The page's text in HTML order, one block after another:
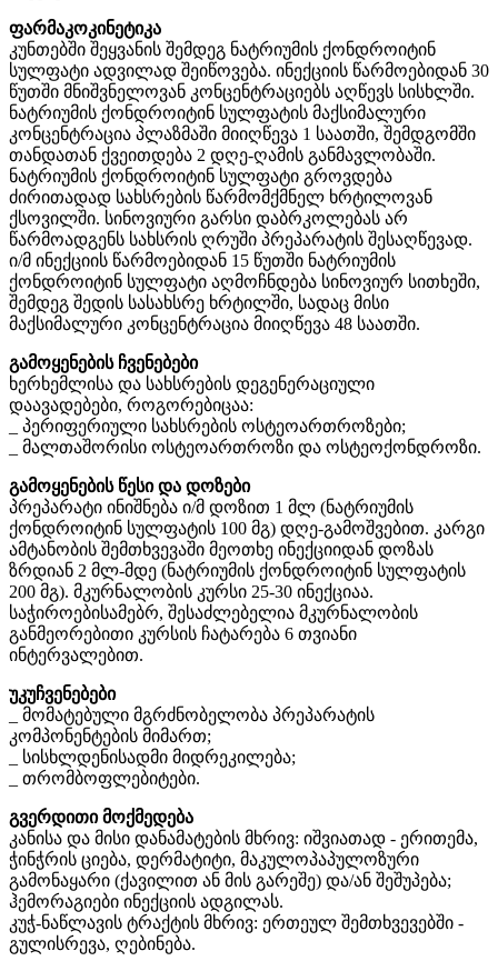
ფარმაკოკინეტიკა
კუნთებში შეყვანის შემდეგ ნატრიუმის ქონდროიტინ
სულფატი ადვილად შეიწოვება. ინექციის წარმოებიდან 30
წუთში მნიშვნელოვან კონცენტრაციებს აღწევს სისხლში.
ნატრიუმის ქონდროიტინ სულფატის მაქსიმალური
კონცენტრაცია პლაზმაში მიიღწევა 1 საათში, შემდგომში
თანდათან ქვეითდება 2 დღე-ღამის განმავლობაში.
ნატრიუმის ქონდროიტინ სულფატი გროვდება
ძირითადად სახსრების წარმომქმნელ ხრტილოვან
ქსოვილში. სინოვიური გარსი დაბრკოლებას არ
წარმოადგენს სახსრის ღრუში პრეპარატის შესაღწევად.
ი/მ ინექციის წარმოებიდან 15 წუთში ნატრიუმის
ქონდროიტინ სულფატი აღმოჩნდება სინოვიურ სითხეში,
შემდეგ შედის სასახსრე ხრტილში, სადაც მისი
მაქსიმალური კონცენტრაცია მიიღწევა 48 საათში.
გამოყენების ჩვენებები
ხერხემლისა და სახსრების დეგენერაციული
დაავადებები, როგორებიცაა:
_ პერიფერიული სახსრების ოსტეოართროზები;
_ მალთაშორისი ოსტეოართროზი და ოსტეოქონდროზი.
გამოყენების წესი და დოზები
პრეპარატი ინიშნება ი/მ დოზით 1 მლ (ნატრიუმის
ქონდროიტინ სულფატის 100 მგ) დღე-გამოშვებით. კარგი
ამტანობის შემთხვევაში მეოთხე ინექციიდან დოზას
ზრდიან 2 მლ-მდე (ნატრიუმის ქონდროიტინ სულფატის
200 მგ). მკურნალობის კურსი 25-30 ინექციაა.
საჭიროებისამებრ, შესაძლებელია მკურნალობის
განმეორებითი კურსის ჩატარება 6 თვიანი
ინტერვალებით.
უკუჩვენებები
_ მომატებული მგრძნობელობა პრეპარატის
კომპონენტების მიმართ;
_ სისხლდენისადმი მიდრეკილება;
_ თრომბოფლებიტები.
გვერდითი მოქმედება
კანისა და მისი დანამატების მხრივ: იშვიათად - ერითემა,
ჭინჭრის ციება, დერმატიტი, მაკულოპაპულოზური
გამონაყარი (ქავილით ან მის გარეშე) და/ან შეშუპება;
ჰემორაგიები ინექციის ადგილას.
კუჭ-ნაწლავის ტრაქტის მხრივ: ერთეულ შემთხვევებში -
გულისრევა, ღებინება.